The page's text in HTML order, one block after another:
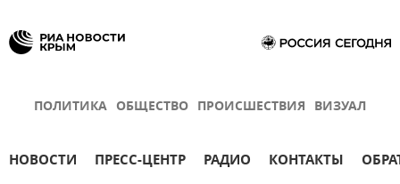
ПОЛИТИКА ОБЩЕСТВО ПРОИСШЕСТВИЯ ВИЗУАЛ
НОВОСТИ ПРЕСС-ЦЕНТР РАДИО КОНТАКТЫ